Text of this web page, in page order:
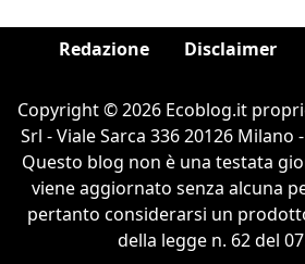
Redazione Disclaimer
Copyright © 2026 Ecoblog.it
Srl - Viale Sarca 336 20126 Milano
Questo blog non è una testata
viene aggiornato senza alcuna
pertanto considerarsi un
della legge n. 62 del